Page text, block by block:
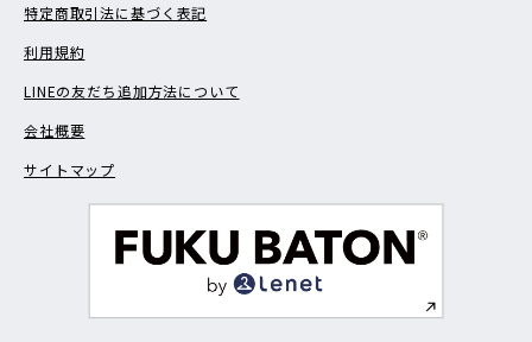
特定商取引法に基づく表記
利用規約
LINEの友だち追加方法について
会社概要
サイトマップ